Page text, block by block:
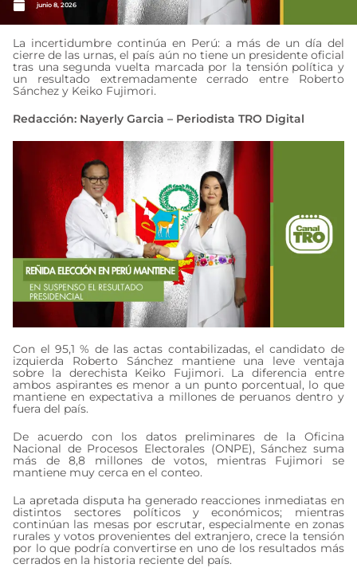
junio 8, 2026
La incertidumbre continúa en Perú: a más de un día del
cierre de las urnas, el país aún no tiene un presidente oficial
tras una segunda vuelta marcada por la tensión política y
un resultado extremadamente cerrado entre Roberto
Sánchez y Keiko Fujimori.
Redacción: Nayerly Garcia – Periodista TRO Digital
Con el 95,1 % de las actas contabilizadas, el candidato de
izquierda Roberto Sánchez mantiene una leve ventaja
sobre la derechista Keiko Fujimori. La diferencia entre
ambos aspirantes es menor a un punto porcentual, lo que
mantiene en expectativa a millones de peruanos dentro y
fuera del país.
De acuerdo con los datos preliminares de la Oficina
Nacional de Procesos Electorales (ONPE), Sánchez suma
más de 8,8 millones de votos, mientras Fujimori se
mantiene muy cerca en el conteo.
La apretada disputa ha generado reacciones inmediatas en
distintos sectores políticos y económicos; mientras
continúan las mesas por escrutar, especialmente en zonas
rurales y votos provenientes del extranjero, crece la tensión
por lo que podría convertirse en uno de los resultados más
cerrados en la historia reciente del país.